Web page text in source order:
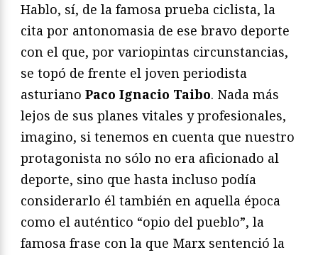
Hablo, sí, de la famosa prueba ciclista, la
cita por antonomasia de ese bravo deporte
con el que, por variopintas circunstancias,
se topó de frente el joven periodista
asturiano Paco Ignacio Taibo. Nada más
lejos de sus planes vitales y profesionales,
imagino, si tenemos en cuenta que nuestro
protagonista no sólo no era aficionado al
deporte, sino que hasta incluso podía
considerarlo él también en aquella época
como el auténtico “opio del pueblo”, la
famosa frase con la que Marx sentenció la